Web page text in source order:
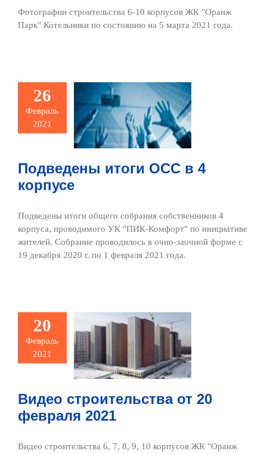
Фотографии строительства 6-10 корпусов ЖК "Оранж
Парк" Котельники по состоянию на 5 марта 2021 года.
26
Февраль
2021
ОСС в 4
Подведены итоги ОСС в 4
корпусе
Подведены итоги общего собрания собственников 4
корпуса, проводимого УК "ПИК-Комфорт" по инициативе
жителей. Собрание проводилось в очно-заочной форме с
19 декабря 2020 г. по 1 февраля 2021 года.
20
Февраль
2021
февраля
2021
Видео строительства от 20
февраля 2021
Видео строительства 6, 7, 8, 9, 10 корпусов ЖК "Оранж